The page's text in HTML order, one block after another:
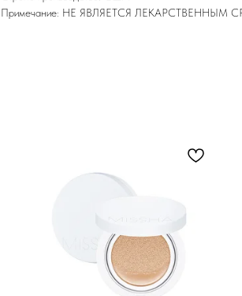
Примечание: НЕ ЯВЛЯЕТСЯ ЛЕКАРСТВЕННЫМ